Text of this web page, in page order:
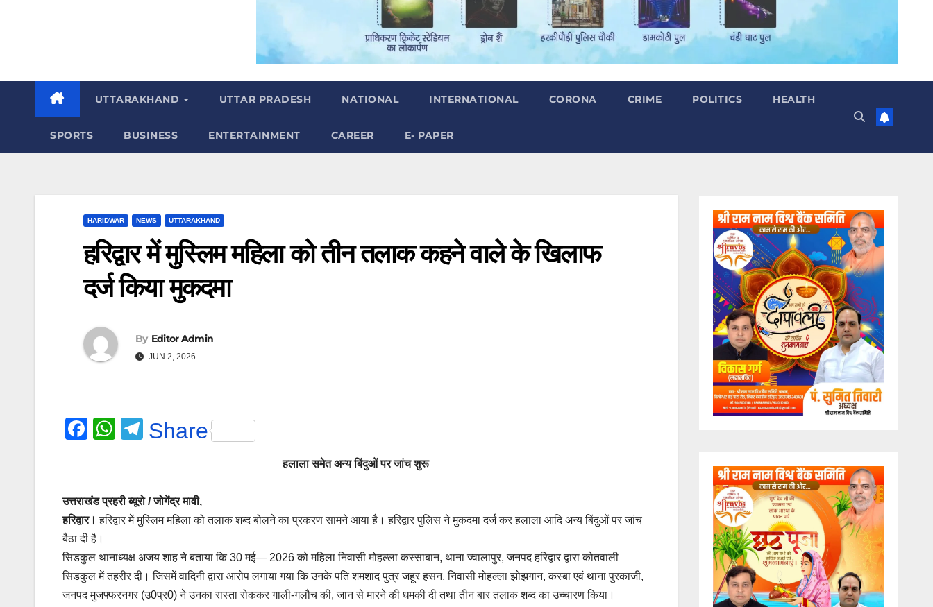
UTTARAKHAND UTTAR PRADESH NATIONAL INTERNATIONAL CORONA CRIME POLITICS HEALTH
SPORTS BUSINESS ENTERTAINMENT CAREER E- PAPER
HARIDWAR NEWS UTTARAKHAND
हरिद्वार में मुस्लिम महिला को तीन तलाक कहने वाले के खिलाफ
दर्ज किया मुकदमा
By Editor Admin
JUN 2, 2026
F
e
b
o
o
k
W
s
A
p
T
gr
a
Share
हलाला समेत अन्य बिंदुओं पर जांच शुरू
उत्तराखंड प्रहरी ब्यूरो / जोगेंद्र मावी,
हरिद्वार। हरिद्वार में मुस्लिम महिला को तलाक शब्द बोलने का प्रकरण सामने आया है। हरिद्वार पुलिस ने मुकदमा दर्ज कर हलाला आदि अन्य बिंदुओं पर जांच
बैठा दी है।
सिडकुल थानाध्यक्ष अजय शाह ने बताया कि 30 मई— 2026 को महिला निवासी मोहल्ला कस्साबान, थाना ज्वालापुर, जनपद हरिद्वार द्वारा कोतवाली
सिडकुल में तहरीर दी। जिसमें वादिनी द्वारा आरोप लगाया गया कि उनके पति शमशाद पुत्र जहूर हसन, निवासी मोहल्ला झोझगान, कस्बा एवं थाना पुरकाजी,
जनपद मुजफ्फरनगर (उ0प्र0) ने उनका रास्ता रोककर गाली-गलौच की, जान से मारने की धमकी दी तथा तीन बार तलाक शब्द का उच्चारण किया।